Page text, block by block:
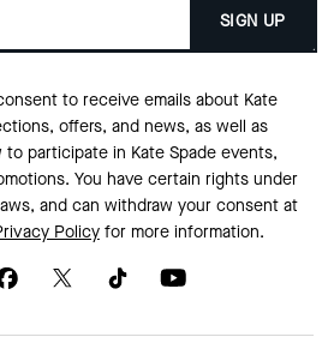
SIGN UP
to receive emails about Kate
offers, and news, as well as
participate in Kate Spade events,
You have certain rights under
and can withdraw your consent at
Policyfor more information.